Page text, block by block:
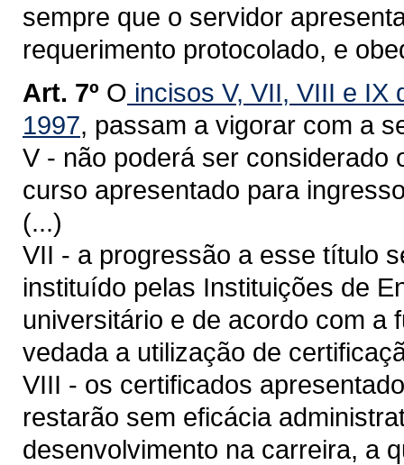
sempre que o servidor
requerimento protocolado, e
Art. 7º O incisos V, VII, VIII e IX
1997, passam a vigorar com a
V - não poderá ser considerado
curso apresentado para
(...)
VII - a progressão a esse título
instituído pelas Instituições de
universitário e de acordo com a
vedada a utilização de
VIII - os certificados
restarão sem eficácia
desenvolvimento na carreira, a